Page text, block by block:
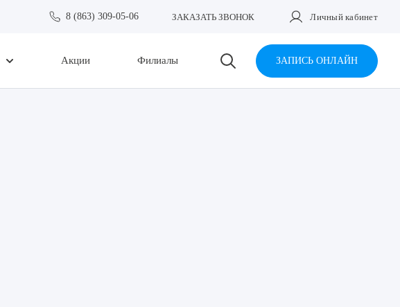
8 (863) 309-05-06 ЗАКАЗАТЬ ЗВОНОК Личный кабинет
Акции Филиалы ЗАПИСЬ ОНЛАЙН